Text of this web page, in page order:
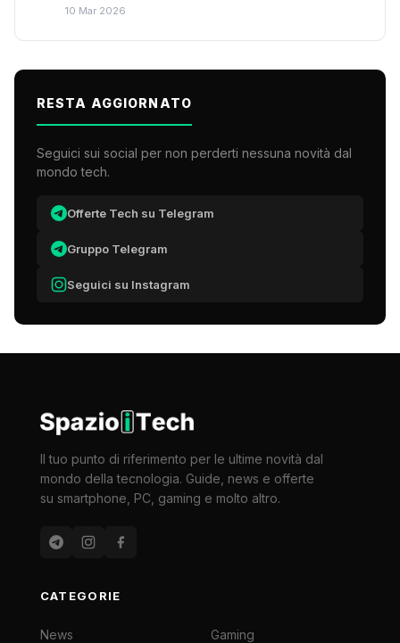
10 Mar 2026
RESTA AGGIORNATO
Seguici sui social per non perderti nessuna novità dal
mondo tech.
Offerte Tech su Telegram
Gruppo Telegram
Seguici su Instagram
Il tuo punto di riferimento per le ultime novità dal
mondo della tecnologia. Guide, news e offerte
su smartphone, PC, gaming e molto altro.
CATEGORIE
News
Gaming